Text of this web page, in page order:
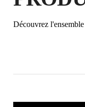
Découvrez